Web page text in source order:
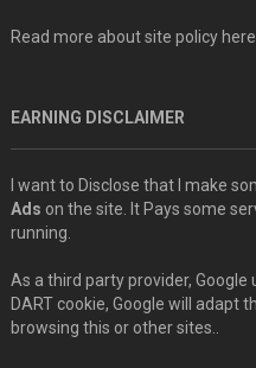
Read more about site policy here
EARNING DISCLAIMER
I want to Disclose that I make
Ads on the site. It Pays some
running.
As a third party provider, Google
DART cookie, Google will adapt
browsing this or other sites..